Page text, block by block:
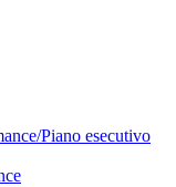
Piano esecutivo